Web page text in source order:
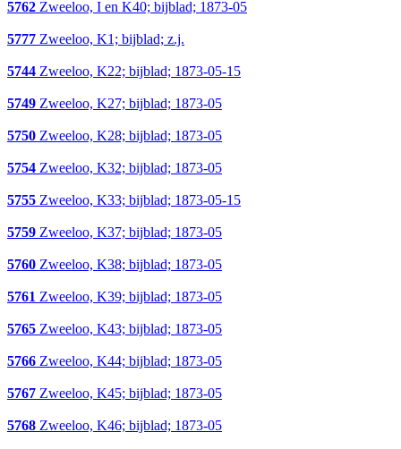
5762 Zweeloo, I en K40; bijblad; 1873-05
5777 Zweeloo, K1; bijblad; z.j.
5744 Zweeloo, K22; bijblad; 1873-05-15
5749 Zweeloo, K27; bijblad; 1873-05
5750 Zweeloo, K28; bijblad; 1873-05
5754 Zweeloo, K32; bijblad; 1873-05
5755 Zweeloo, K33; bijblad; 1873-05-15
5759 Zweeloo, K37; bijblad; 1873-05
5760 Zweeloo, K38; bijblad; 1873-05
5761 Zweeloo, K39; bijblad; 1873-05
5765 Zweeloo, K43; bijblad; 1873-05
5766 Zweeloo, K44; bijblad; 1873-05
5767 Zweeloo, K45; bijblad; 1873-05
5768 Zweeloo, K46; bijblad; 1873-05